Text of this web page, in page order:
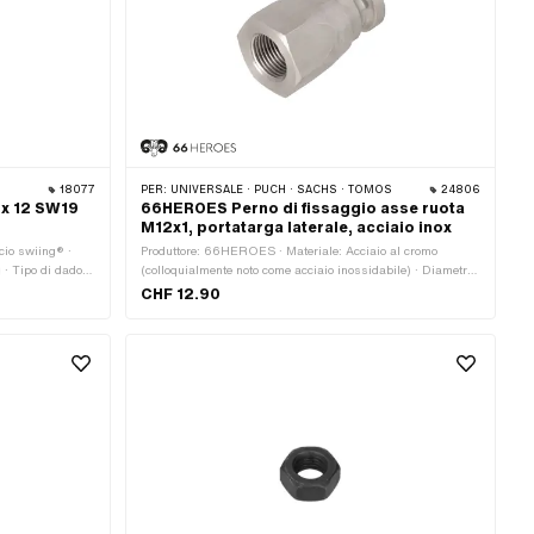
18077
12 SW19
swiing® ·
Tipo di dado:
di
PER: UNIVERSALE · PUCH · SACHS · TOMOS 24806
66HEROES Perno di fissaggio asse ruota
M12x1, portatarga laterale, acciaio inox
Produttore: 66HEROES · Materiale: Acciaio al cromo
(colloquialmente noto come acciaio inossidabile) · Diametro
nominale (filettatura): 12 mm · Ø esterno: 15 mm · Altezza:
CHF 12.90